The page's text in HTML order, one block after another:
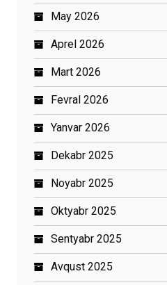
May 2026
Aprel 2026
Mart 2026
Fevral 2026
Yanvar 2026
Dekabr 2025
Noyabr 2025
Oktyabr 2025
Sentyabr 2025
Avqust 2025